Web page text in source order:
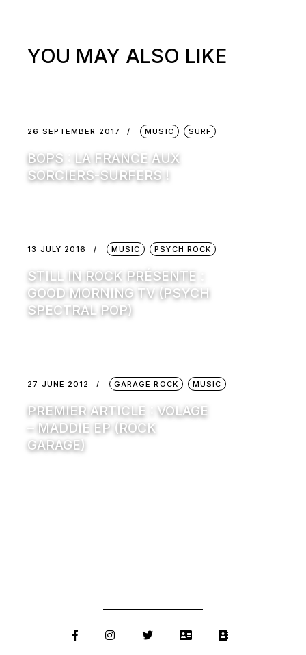
YOU MAY ALSO LIKE
26 SEPTEMBER 2017 MUSIC SURF
BOPS : LA FRANCE AUX
SORCIERS-SURFERS !
13 JULY 2016 MUSIC PSYCH ROCK
STILL IN ROCK PRÉSENTE :
GOOD MORNING TV (PSYCH
SPECTRAL POP)
27 JUNE 2012 GARAGE ROCK MUSIC
PREMIER ARTICLE : VOLAGE
– MADDIE EP (ROCK
GARAGE)